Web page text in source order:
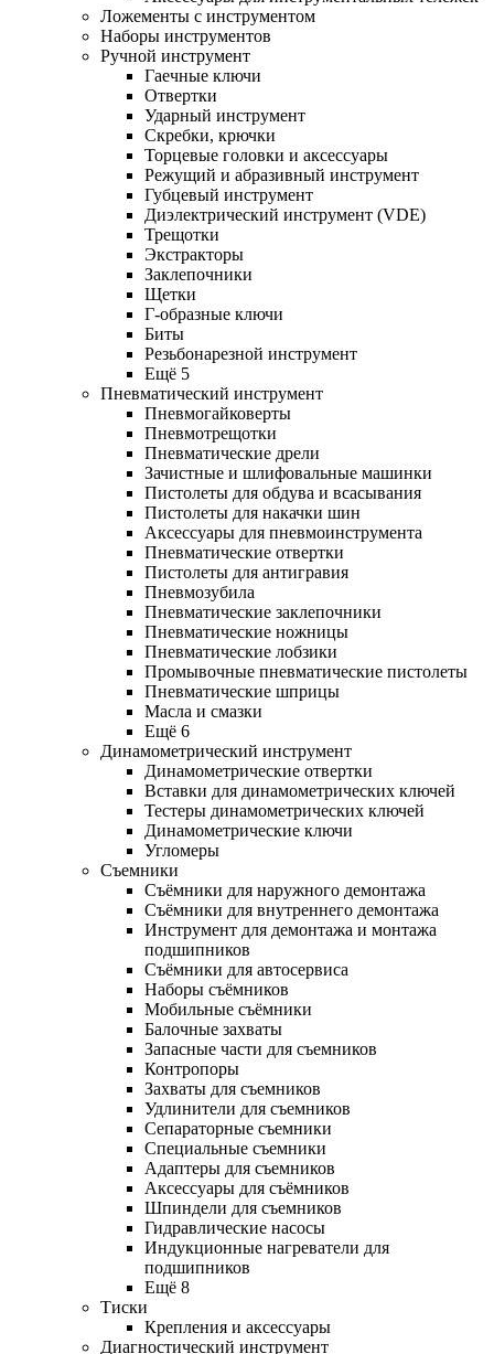
Ложементы с инструментом
Наборы инструментов
Ручной инструмент
Гаечные ключи
Отвертки
Ударный инструмент
Скребки, крючки
Торцевые головки и аксессуары
Режущий и абразивный инструмент
Губцевый инструмент
Диэлектрический инструмент (VDE)
Трещотки
Экстракторы
Заклепочники
Щетки
Г-образные ключи
Биты
Резьбонарезной инструмент
Ещё 5
Пневматический инструмент
Пневмогайковерты
Пневмотрещотки
Пневматические дрели
Зачистные и шлифовальные машинки
Пистолеты для обдува и всасывания
Пистолеты для накачки шин
Аксессуары для пневмоинструмента
Пневматические отвертки
Пистолеты для антигравия
Пневмозубила
Пневматические заклепочники
Пневматические ножницы
Пневматические лобзики
Промывочные пневматические пистолеты
Пневматические шприцы
Масла и смазки
Ещё 6
Динамометрический инструмент
Динамометрические отвертки
Вставки для динамометрических ключей
Тестеры динамометрических ключей
Динамометрические ключи
Угломеры
Съемники
Съёмники для наружного демонтажа
Съёмники для внутреннего демонтажа
Инструмент для демонтажа и монтажа
подшипников
Съёмники для автосервиса
Наборы съёмников
Мобильные съёмники
Балочные захваты
Запасные части для съемников
Контропоры
Захваты для съемников
Удлинители для съемников
Сепараторные съемники
Специальные съемники
Адаптеры для съемников
Аксессуары для съёмников
Шпиндели для съемников
Гидравлические насосы
Индукционные нагреватели для
подшипников
Ещё 8
Тиски
Крепления и аксессуары
Диагностический инструмент